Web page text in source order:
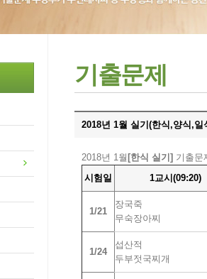
기출문제
2018년 1월 실기(한식,양식,일
2018년 1월 [한식 실기] 기출문
시험일
1교시(09:20)
1/21
장국죽
무숙장아찌
1/24
섭산적
두부젓국찌개